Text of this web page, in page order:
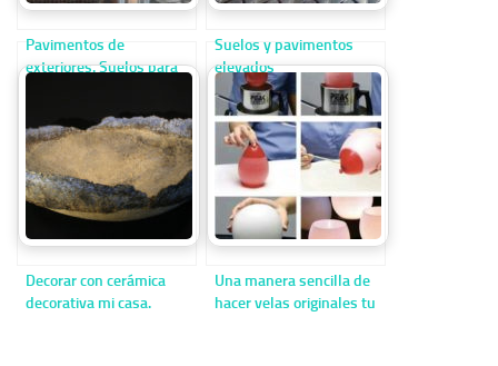
Pavimentos de
exteriores. Suelos para
Suelos y pavimentos
elevados
Decorar con cerámica
decorativa mi casa.
Una manera sencilla de
hacer velas originales tu